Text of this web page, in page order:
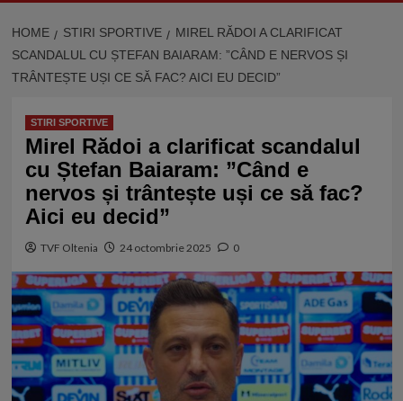
HOME STIRI SPORTIVE
MIREL RĂDOI A CLARIFICAT
SCANDALUL CU ȘTEFAN BAIARAM: ”CÂND E NERVOS ȘI
TRÂNTEȘTE UȘI CE SĂ FAC? AICI EU DECID”
STIRI SPORTIVE
Mirel Rădoi a clarificat scandalul
cu Ștefan Baiaram: ”Când e
nervos și trântește uși ce să fac?
Aici eu decid”
TVF Oltenia 24 octombrie 2025 0